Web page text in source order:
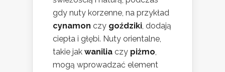
gdy nuty korzenne, na przykład
cynamon czy goździki, dodają
ciepła i głębi. Nuty orientalne,
takie jak wanilia czy piżmo,
mogą wprowadzać element